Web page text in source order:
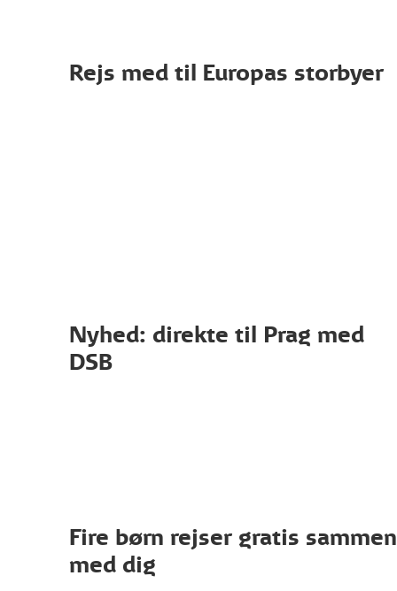
Rejs med til Europas storbyer
Nyhed: direkte til Prag med
DSB​
Fire børn rejser gratis sammen
med dig